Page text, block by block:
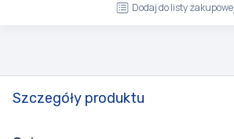
Dodaj do listy zakupowej
Szczegóły produktu